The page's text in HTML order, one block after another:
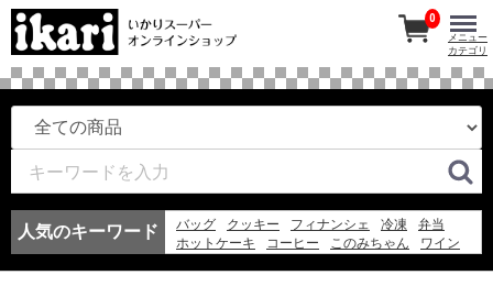
人気のキーワード バッグ クッキー フィナンシェ 冷凍
弁当
ホットケーキ
コーヒー このみちゃん
ワイン
0
メニュー
カテゴリ